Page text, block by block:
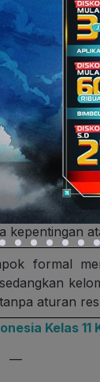
adalah
kita”,
luar yang
dan
formal, dan
erat,
kepentingan
formal
aturan
Kelas 11
—